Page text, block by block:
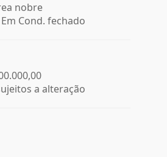
nobre
Cond. fechado
a alteração